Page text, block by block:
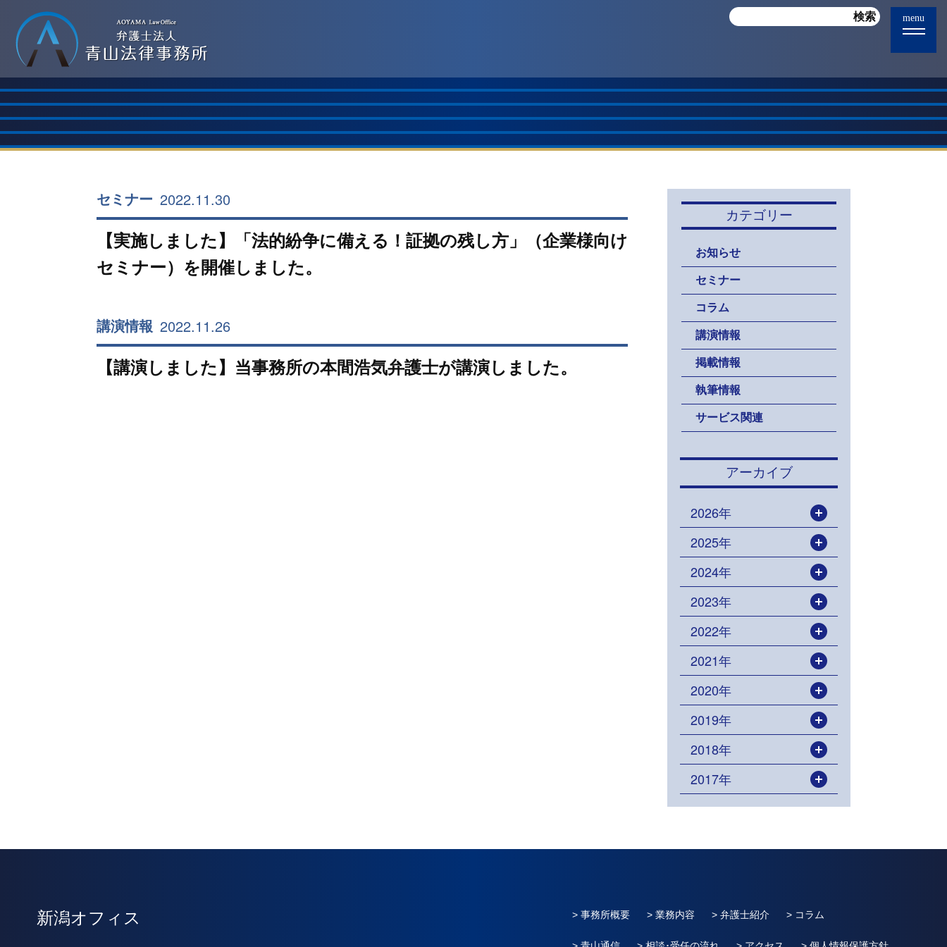
menu
セミナー 2022.11.30
【実施しました】「法的紛争に備える！証拠の残し方」（企業様向け
セミナー）を開催しました。
講演情報 2022.11.26
【講演しました】当事務所の本間浩気弁護士が講演しました。
カテゴリー
お知らせ
セミナー
コラム
講演情報
掲載情報
執筆情報
サービス関連
アーカイブ
2026年
2025年
2024年
2023年
2022年
2021年
2020年
2019年
2018年
2017年
新潟オフィス > 事務所概要 > 業務内容 > 弁護士紹介 > コラム